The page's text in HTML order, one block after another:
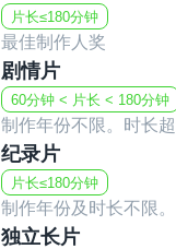
片长≤180分钟
最佳制作人奖
剧情片
60分钟 < 片长 < 180分钟
制作年份不限。时长超
纪录片
片长≤180分钟
制作年份及时长不限。
独立长片